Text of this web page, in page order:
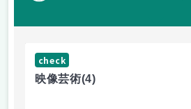
check
映像芸術(4)